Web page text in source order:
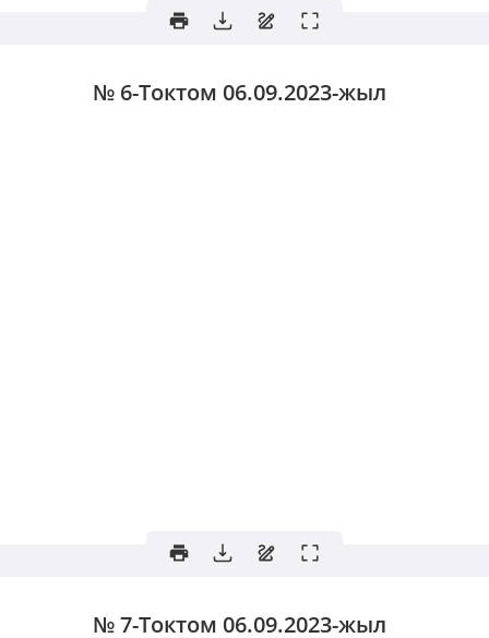
№ 6-Токтом 06.09.2023-жыл
№ 7-Токтом 06.09.2023-жыл